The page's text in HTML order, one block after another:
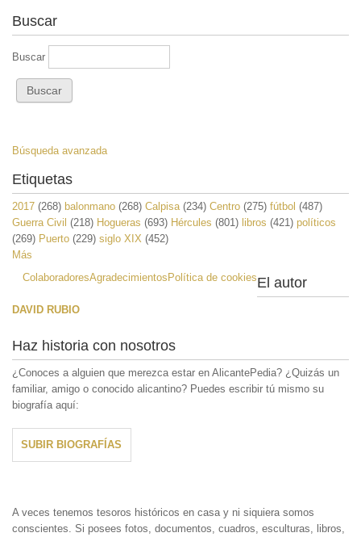
Buscar
Buscar
Búsqueda avanzada
Etiquetas
2017 (268) balonmano (268) Calpisa (234) Centro (275) fútbol (487)
Guerra Civil (218) Hogueras (693) Hércules (801) libros (421) políticos
(269) Puerto (229) siglo XIX (452)
Más
ColaboradoresAgradecimientos Política de cookiesEl autor
DAVID RUBIO
Haz historia con nosotros
¿Conoces a alguien que merezca estar en AlicantePedia? ¿Quizás un
familiar, amigo o conocido alicantino? Puedes escribir tú mismo su
biografía aquí:
SUBIR BIOGRAFÍAS
A veces tenemos tesoros históricos en casa y ni siquiera somos
conscientes. Si posees fotos, documentos, cuadros, esculturas, libros,